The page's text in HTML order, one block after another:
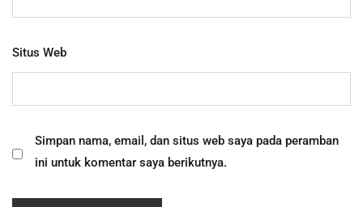
Situs Web
Simpan nama, email, dan situs web saya pada peramban
ini untuk komentar saya berikutnya.